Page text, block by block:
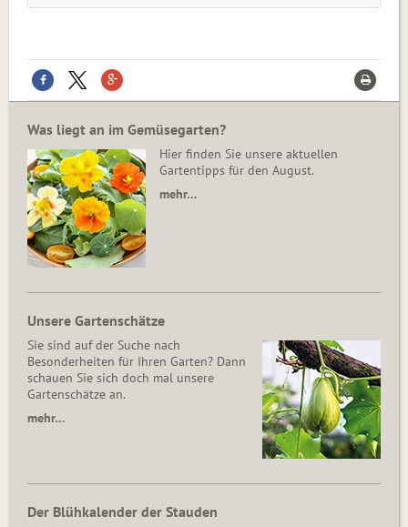
Was liegt an im Gemüsegarten?
Hier finden Sie unsere aktuellen
Gartentipps für den August.
mehr…
Unsere Gartenschätze
Sie sind auf der Suche nach
Besonderheiten für Ihren Garten? Dann
schauen Sie sich doch mal unsere
Gartenschätze an.
mehr…
Der Blühkalender der Stauden